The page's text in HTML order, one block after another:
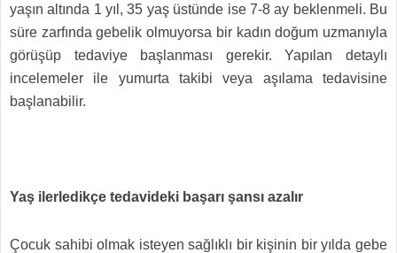
yaşın altında 1 yıl, 35 yaş üstünde ise 7-8 ay beklenmeli. Bu
süre zarfında gebelik olmuyorsa bir kadın doğum uzmanıyla
görüşüp tedaviye başlanması gerekir. Yapılan detaylı
incelemeler ile yumurta takibi veya aşılama tedavisine
başlanabilir.
Yaş ilerledikçe tedavideki başarı şansı azalır
Çocuk sahibi olmak isteyen sağlıklı bir kişinin bir yılda gebe